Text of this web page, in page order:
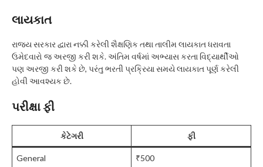
લાયકાત
રાજ્ય સરકાર દ્વારા નક્કી કરેલી શૈક્ષણિક તથા તાલીમ લાયકાત ધરાવતા
ઉમેદવારો જ અરજી કરી શકે. અંતિમ વર્ષમાં અભ્યાસ કરતા વિદ્યાર્થીઓ
પણ અરજી કરી શકે છે, પરંતુ ભરતી પ્રક્રિયા સમયે લાયકાત પૂર્ણ કરેલી
હોવી આવશ્યક છે.
પરીક્ષા ફી
કેટેગરી ફી
General ₹500